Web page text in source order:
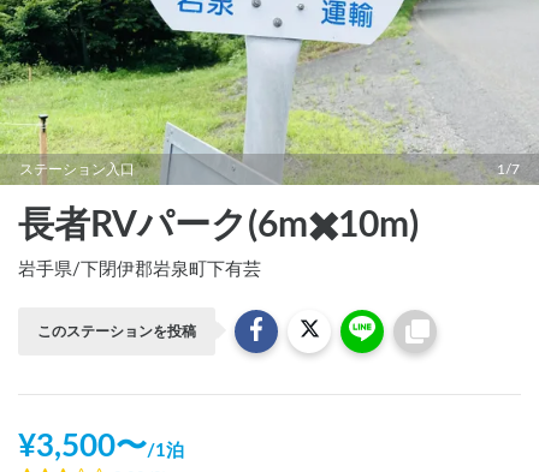
ステーション入口 1/7
長者RVパーク(6m✖️10m)
岩手県/下閉伊郡岩泉町下有芸
このステーションを投稿
¥3,500〜/1泊